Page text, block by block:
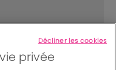
privée
Décliner les cookies